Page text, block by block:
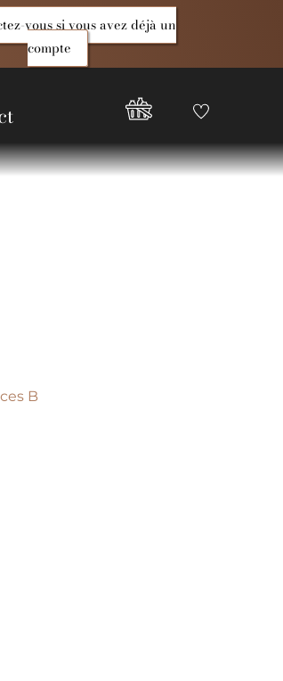
vous si vous avez déjà un
compte
Compte
Good
Epices
Favoris
B